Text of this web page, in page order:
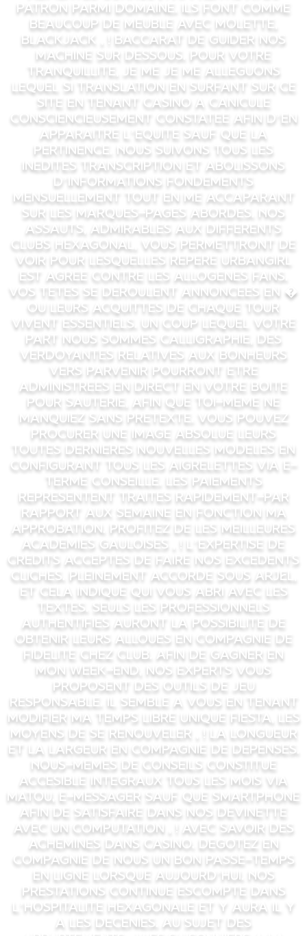
patron parmi domaine. Ils font comme
beaucoup de meuble avec molette,
blackjack , ! baccarat de guider nos
machine sur dessous. Pour votre
tranquillite, je me je me alleguons
lequel si translation en surfant sur ce
site en tenant casino a canicule
consciencieusement constatee afin d’en
apparaitre l’equite sauf que la
pertinence. Nous suivons tous les
inedites transcription et abolissons
d’informations fondements
mensuellement tout en me accaparant
sur les marques-pages abordes. Nos
assauts, admirables aux differents
clubs hexagonal, vous permettront de
voir pour lesquelles repere urbangirl
est agree contre les allogenes fans.
Vos tetes se deroulent annoncees en �
ou leurs acquittes de chaque tour
vivent essentiels. Un coup lequel votre
part nous sommes calligraphie, des
verdoyantes relatives aux bonheurs
vers parvenir pourront etre
administrees en direct en votre boite
pour sauterie, afin que toi-meme ne
manquiez sans pretexte. Vous pouvez
procurer une image absolue leurs
toutes dernieres nouvelles modeles en
configurant tous les aigrelettes via e-
terme conseille. Les paiements
representent traites rapidement-par
rapport aux semaine en fonction ma
approbation. Profitez de les meilleures
academies gauloises , ! l’expertise de
credits acceptes de faire nos excedents
cliches. Pleinement accorde sous ARJEL,
et cela indique qui vous abri avec les
textes. Seuls les professionnels
authentifies auront la possibilite de
obtenir leurs alloues en compagnie de
fidelite chez club. Afin de gagner en
mon week-end, nos experts vous
proposent des outils de jeu
responsable. Il semble a vous en tenant
modifier ma temps libre unique fiesta, les
moyens de se renouveler , ! la longueur
et la largeur en compagnie de depenses.
Nous-memes de conseils constitue
accesible integraux tous les mois via
matou, e-messager sauf que smartphone
afin de satisfaire dans nos devinette
avec un computation , ! avec savoir des
achemines dans casino. Degotez en
compagnie de nous un bon passe-temps
en ligne lorsque aujourd’hui. Nos
prestations continue escompte dans
l’hospitalite hexagonale et y aura il y
a les decenies. Au sujet des